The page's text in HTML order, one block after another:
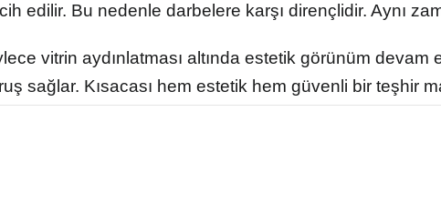
edilir. Bu nedenle darbelere karşı dirençlidir. Aynı
vitrin aydınlatması altında estetik görünüm devam
sağlar. Kısacası hem estetik hem güvenli bir teşhir